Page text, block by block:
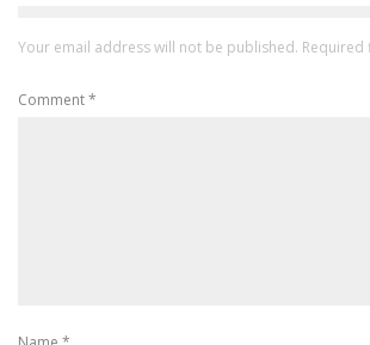
Your email address will not be published. Required
Comment*